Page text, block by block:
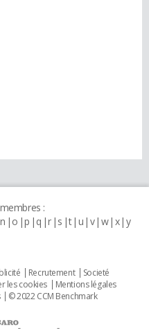
:
n o p q r s t u v w x y
Recrutement
Societé
les cookies
Mentions légales
© 2022 CCM Benchmark